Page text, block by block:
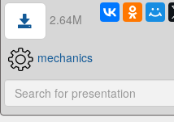
2.64M
mechanics